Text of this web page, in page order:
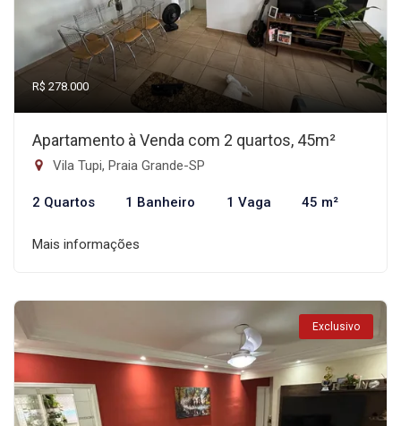
R$ 278.000
Apartamento à Venda com 2 quartos, 45m²
Vila Tupi, Praia Grande-SP
2 Quartos 1 Banheiro 1 Vaga 45 m²
Mais informações
Exclusivo